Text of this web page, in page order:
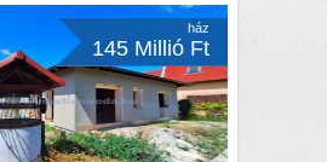
ház
145 Millió Ft